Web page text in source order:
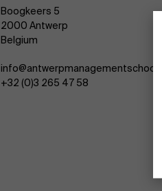
Boogkeers 5
2000 Antwerp
Belgium
+32 (0)3 265 47 58